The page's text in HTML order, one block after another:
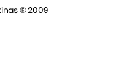
® 2009